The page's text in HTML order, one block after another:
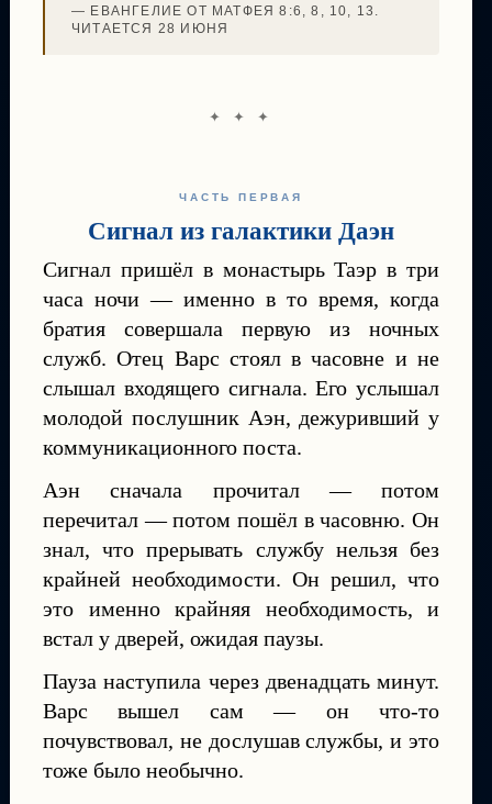
— ЕВАНГЕЛИЕ ОТ МАТФЕЯ 8:6, 8, 10, 13.
ЧИТАЕТСЯ 28 ИЮНЯ
✦ ✦ ✦
ЧАСТЬ ПЕРВАЯ
Сигнал из галактики Даэн
Сигнал пришёл в монастырь Таэр в три
часа ночи — именно в то время, когда
братия совершала первую из ночных
служб. Отец Варс стоял в часовне и не
слышал входящего сигнала. Его услышал
молодой послушник Аэн, дежуривший у
коммуникационного поста.
Аэн сначала прочитал — потом
перечитал — потом пошёл в часовню. Он
знал, что прерывать службу нельзя без
крайней необходимости. Он решил, что
это именно крайняя необходимость, и
встал у дверей, ожидая паузы.
Пауза наступила через двенадцать минут.
Варс вышел сам — он что-то
почувствовал, не дослушав службы, и это
тоже было необычно.